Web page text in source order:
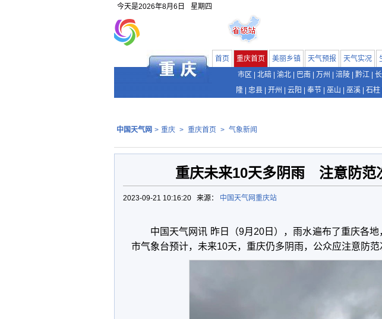
今天是2026年8月6日 星期四
首页 重庆首页 美丽乡镇 天气预报 天气实况
市区
北碚 渝北 巴南 万州 涪陵 黔江
隆
忠县 开州 云阳 奉节 巫山 巫溪 石柱
中国天气网 > 重庆 > 重庆首页 > 气象新闻
重庆未来10天多阴雨 注意防范
2023-09-21 10:16:20 来源： 中国天气网重庆站
中国天气网讯 昨日（9月20日），雨水遍布了重庆各
市气象台预计，未来10天，重庆仍多阴雨，公众应注意防范